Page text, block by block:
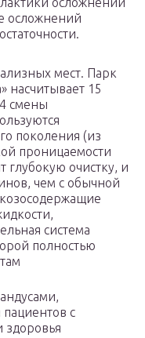
осложнений
мест. Парк
насчитывает 15
смены
поколения (из
проницаемости
глубокую очистку, и
чем с обычной
система
полностью
с